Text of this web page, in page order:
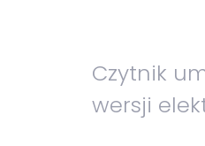
Czytnik
wersji